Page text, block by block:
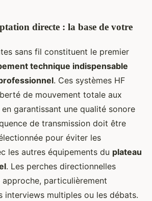
directe : la base de votre
sans fil constituent le premier
technique indispensable
. Ces systèmes HF
de mouvement totale aux
garantissant une qualité sonore
de transmission doit être
pour éviter les
les autres équipements du plateau
. Les perches directionnelles
particulièrement
interviews multiples ou les débats.